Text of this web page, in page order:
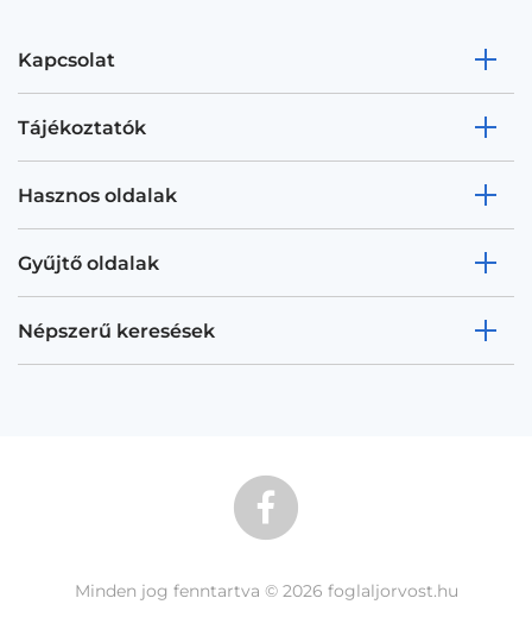
Kapcsolat
Tájékoztatók
Hasznos oldalak
Gyűjtő oldalak
Népszerű keresések
Minden jog fenntartva © 2026 foglaljorvost.hu